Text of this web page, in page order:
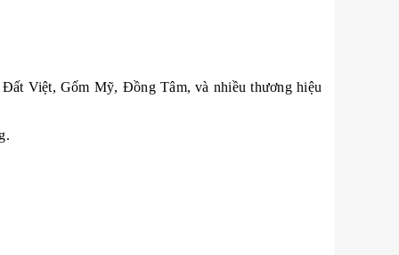
Việt, Gốm Mỹ, Đồng Tâm, và nhiều thương hiệu